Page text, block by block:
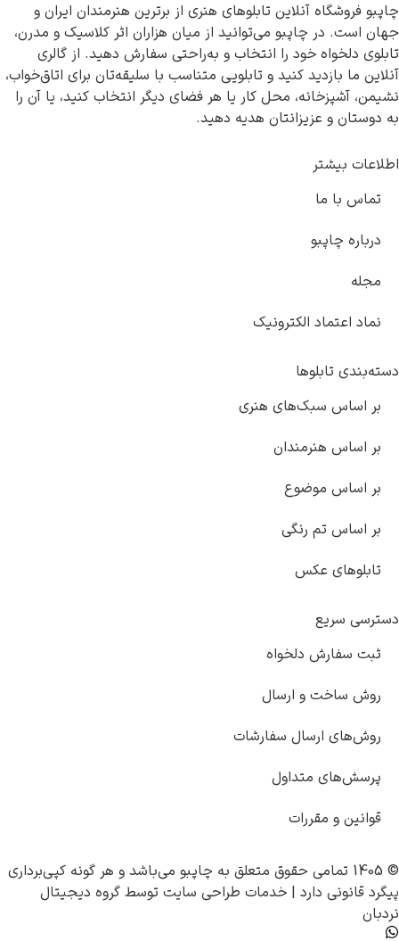
چاپبو فروشگاه آنلاین تابلوهای هنری از برترین هنرمندان ایران و
جهان است. در چاپبو می‌توانید از میان هزاران اثر کلاسیک و مدرن،
تابلوی دلخواه خود را انتخاب و به‌راحتی سفارش دهید. از گالری
آنلاین ما بازدید کنید و تابلویی متناسب با سلیقه‌تان برای اتاق‌خواب،
نشیمن، آشپزخانه، محل کار یا هر فضای دیگر انتخاب کنید، یا آن را
به دوستان و عزیزانتان هدیه دهید.
اطلاعات بیشتر
تماس با ما
درباره چاپبو
مجله
نماد اعتماد الکترونیک
دسته‌بندی تابلوها
بر اساس سبک‌های هنری
بر اساس هنرمندان
بر اساس موضوع
بر اساس تم رنگی
تابلوهای عکس
دسترسی سریع
ثبت سفارش دلخواه
روش ساخت و ارسال
روش‌های ارسال سفارشات
پرسش‌های متداول
قوانین و مقررات
© 1405 تمامی حقوق متعلق به چاپبو می‌باشد و هر گونه کپی‌برداری
پیگرد قانونی دارد | خدمات طراحی سایت توسط گروه دیجیتال
نردبان